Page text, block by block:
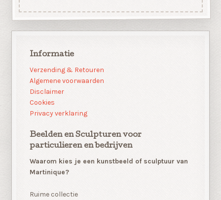
Informatie
Verzending & Retouren
Algemene voorwaarden
Disclaimer
Cookies
Privacy verklaring
Beelden en Sculpturen voor
particulieren en bedrijven
Waarom kies je een kunstbeeld of sculptuur van
Martinique?
Ruime collectie